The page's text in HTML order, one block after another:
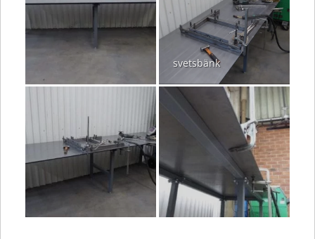
svetsbänk